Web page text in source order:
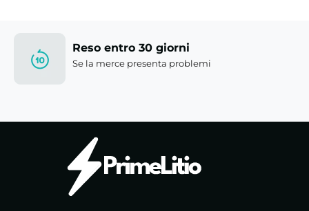
Reso entro 30 giorni
Se la merce presenta problemi